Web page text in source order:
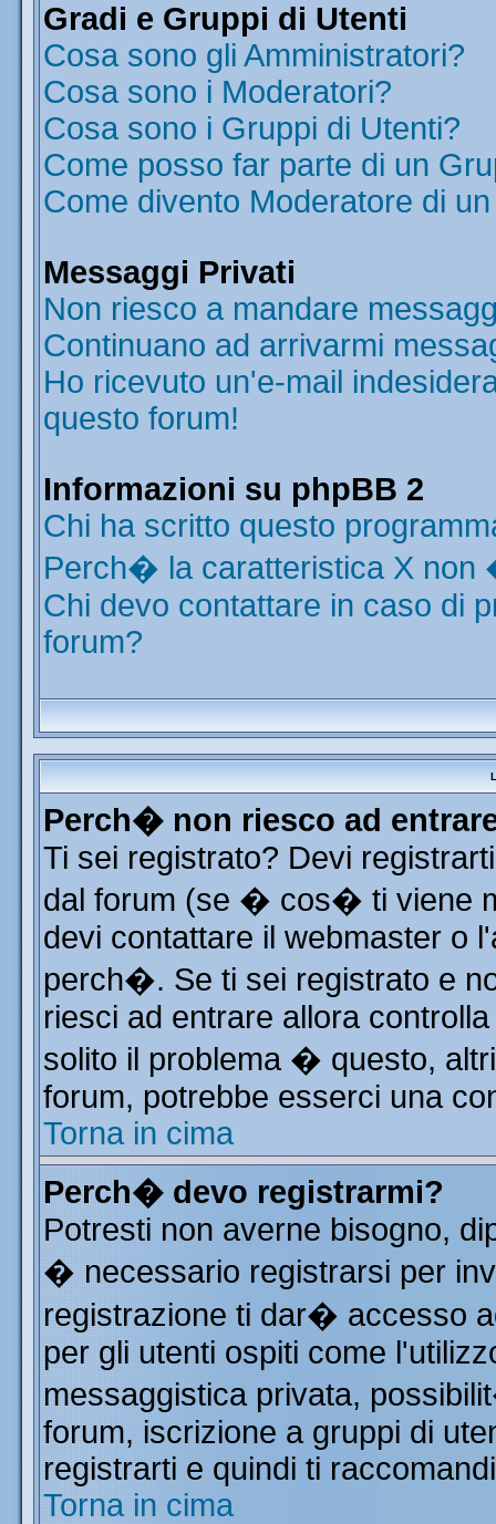
Gradi e Gruppi di Utenti
Cosa sono gli Amministratori?
Cosa sono i Moderatori?
Cosa sono i Gruppi di Utenti?
Come posso far parte di un
Come divento Moderatore di
Messaggi Privati
Non riesco a mandare
Continuano ad arrivarmi
Ho ricevuto un'e-mail
questo forum!
Informazioni su phpBB 2
Chi ha scritto questo
Perch� la caratteristica X non
Chi devo contattare in caso di
forum?
Perch� non riesco ad
Ti sei registrato? Devi
dal forum (se � cos� ti viene
devi contattare il webmaster o
perch�. Se ti sei registrato e
riesci ad entrare allora
solito il problema � questo,
forum, potrebbe esserci una
Torna in cima
Perch� devo registrarmi?
Potresti non averne bisogno,
� necessario registrarsi per
registrazione ti dar� accesso
per gli utenti ospiti come
messaggistica privata,
forum, iscrizione a gruppi di
registrarti e quindi ti
Torna in cima